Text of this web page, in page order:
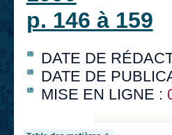
p. 146 à 159
DATE DE
DATE DE
MISE EN LIGNE :